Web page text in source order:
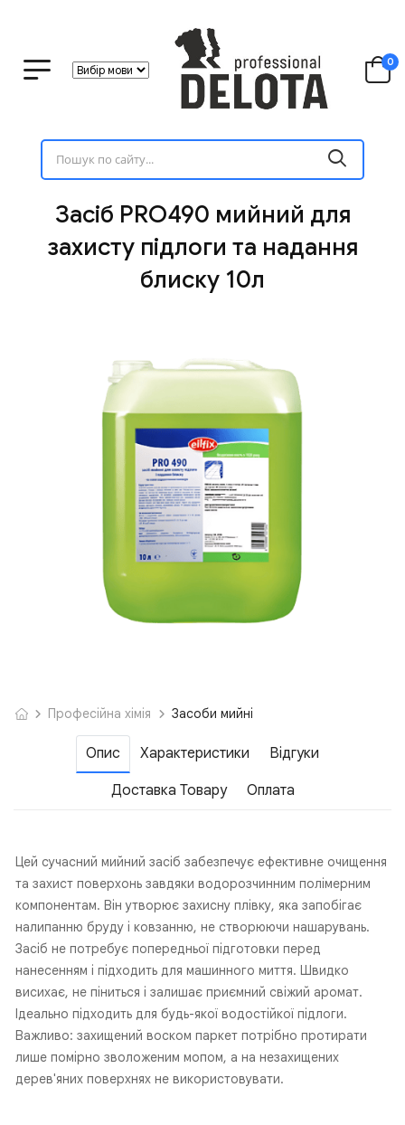
0
Засіб PRO490 мийний для
захисту підлоги та надання
блиску 10л
Професійна хімія Засоби мийні
Опис Характеристики Відгуки
Доставка Товару Оплата
Цей сучасний мийний засіб забезпечує ефективне очищення
та захист поверхонь завдяки водорозчинним полімерним
компонентам. Він утворює захисну плівку, яка запобігає
налипанню бруду і ковзанню, не створюючи нашарувань.
Засіб не потребує попередньої підготовки перед
нанесенням і підходить для машинного миття. Швидко
висихає, не піниться і залишає приємний свіжий аромат.
Ідеально підходить для будь-якої водостійкої підлоги.
Важливо: захищений воском паркет потрібно протирати
лише помірно зволоженим мопом, а на незахищених
дерев'яних поверхнях не використовувати.